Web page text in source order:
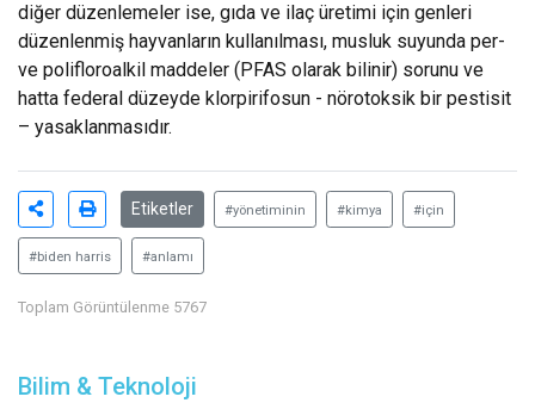
diğer düzenlemeler ise, gıda ve ilaç üretimi için genleri
düzenlenmiş hayvanların kullanılması, musluk suyunda per-
ve polifloroalkil maddeler (PFAS olarak bilinir) sorunu ve
hatta federal düzeyde klorpirifosun - nörotoksik bir pestisit
– yasaklanmasıdır.
Etiketler #yönetiminin #kimya #için
#biden harris #anlamı
Toplam Görüntülenme 5767
Bilim & Teknoloji